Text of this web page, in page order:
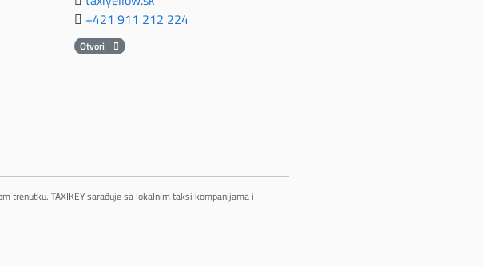
+421 911 212 224
Otvori
trenutku. TAXIKEY sarađuje sa lokalnim taksi kompanijama i